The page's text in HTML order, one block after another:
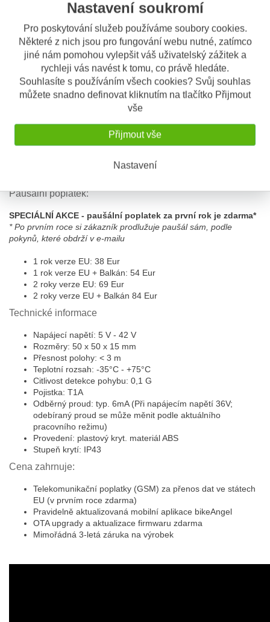
Nastavení soukromí
Pro poskytování služeb používáme soubory cookies.
Některé z nich jsou pro fungování webu nutné, zatímco
jiné nám pomohou vylepšit váš uživatelský zážitek a
rychleji vás navést k tomu, co právě hledáte.
Souhlasíte s používáním všech cookies? Svůj souhlas
můžete snadno definovat kliknutím na tlačítko Přijmout
vše
Přijmout vše
Nastavení
Mapa jízdy
Přenos dat do GPX formátu
Vyžádání aktuální polohy
Podporovaná platforma pro iOS a Android
Výhody:
Vlastní vývoj GPS zařízení
Trvalá péče o produkt
Skrytá montáž a umístění
Servis a technická podpora
Mimořádná 3 letá záruka
Paušální poplatek:
SPECIÁLNÍ AKCE - paušální poplatek za první rok je zdarma*
* Po prvním roce si zákazník prodlužuje paušál sám, podle
pokynů, které obdrží v e-mailu
1 rok verze EU: 38 Eur
1 rok verze EU + Balkán: 54 Eur
2 roky verze EU: 69 Eur
2 roky verze EU + Balkán 84 Eur
Technické informace
Napájecí napětí: 5 V - 42 V
Rozměry: 50 x 50 x 15 mm
Přesnost polohy: < 3 m
Teplotní rozsah: -35°C - +75°C
Citlivost detekce pohybu: 0,1 G
Pojistka: T1A
Odběrný proud: typ. 6mA (Při napájecím napětí 36V;
odebíraný proud se může měnit podle aktuálního
pracovního režimu)
Provedení: plastový kryt. materiál ABS
Stupeň krytí: IP43
Cena zahrnuje:
Telekomunikační poplatky (GSM) za přenos dat ve státech
EU (v prvním roce zdarma)
Pravidelně aktualizovaná mobilní aplikace bikeAngel
OTA upgrady a aktualizace firmwaru zdarma
Mimořádná 3-letá záruka na výrobek